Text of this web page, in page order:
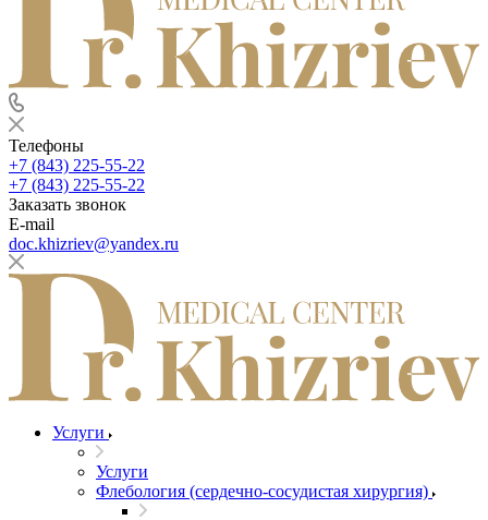
Телефоны
+7 (843) 225-55-22
+7 (843) 225-55-22
Заказать звонок
E-mail
doc.khizriev@yandex.ru
Услуги
Услуги
Флебология (сердечно-сосудистая хирургия)